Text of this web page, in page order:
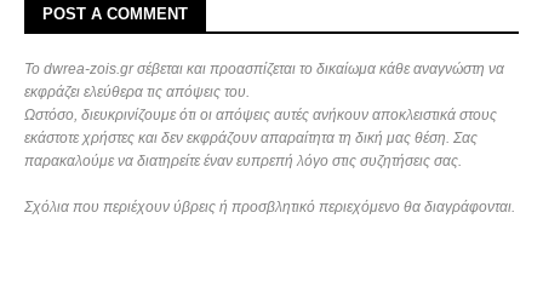
POST A COMMENT
Το dwrea-zois.gr σέβεται και προασπίζεται το δικαίωμα κάθε αναγνώστη να
εκφράζει ελεύθερα τις απόψεις του.
Ωστόσο, διευκρινίζουμε ότι οι απόψεις αυτές ανήκουν αποκλειστικά στους
εκάστοτε χρήστες και δεν εκφράζουν απαραίτητα τη δική μας θέση. Σας
παρακαλούμε να διατηρείτε έναν ευπρεπή λόγο στις συζητήσεις σας.
Σχόλια που περιέχουν ύβρεις ή προσβλητικό περιεχόμενο θα διαγράφονται.